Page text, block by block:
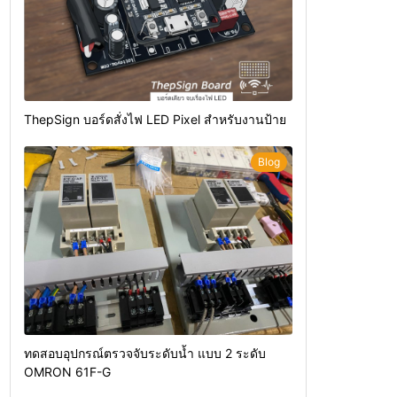
ThepSign บอร์ดสั่งไฟ LED Pixel สำหรับงานป้าย
Blog
ทดสอบอุปกรณ์ตรวจจับระดับน้ำ แบบ 2 ระดับ
OMRON 61F-G